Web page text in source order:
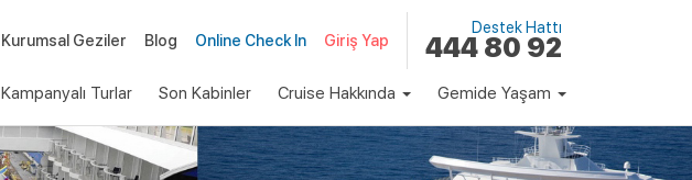
Kurumsal Geziler Blog Online Check In Giriş Yap
Destek Hattı
444 80 92
Kampanyalı Turlar Son Kabinler Cruise Hakkında Gemide Yaşam